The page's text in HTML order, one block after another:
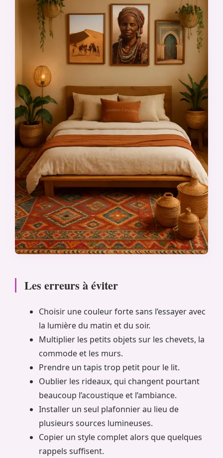
Les erreurs à éviter
Choisir une couleur forte sans l’essayer avec
la lumière du matin et du soir.
Multiplier les petits objets sur les chevets, la
commode et les murs.
Prendre un tapis trop petit pour le lit.
Oublier les rideaux, qui changent pourtant
beaucoup l’acoustique et l’ambiance.
Installer un seul plafonnier au lieu de
plusieurs sources lumineuses.
Copier un style complet alors que quelques
rappels suffisent.